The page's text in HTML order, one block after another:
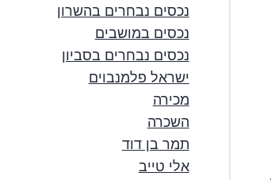
נכסים נבחרים בהשרון
נכסים במושבים
נכסים נבחרים בסביון
ישראל פלמנבוים
מכירה
השכרה
תמר בן דוד
אלי טייב